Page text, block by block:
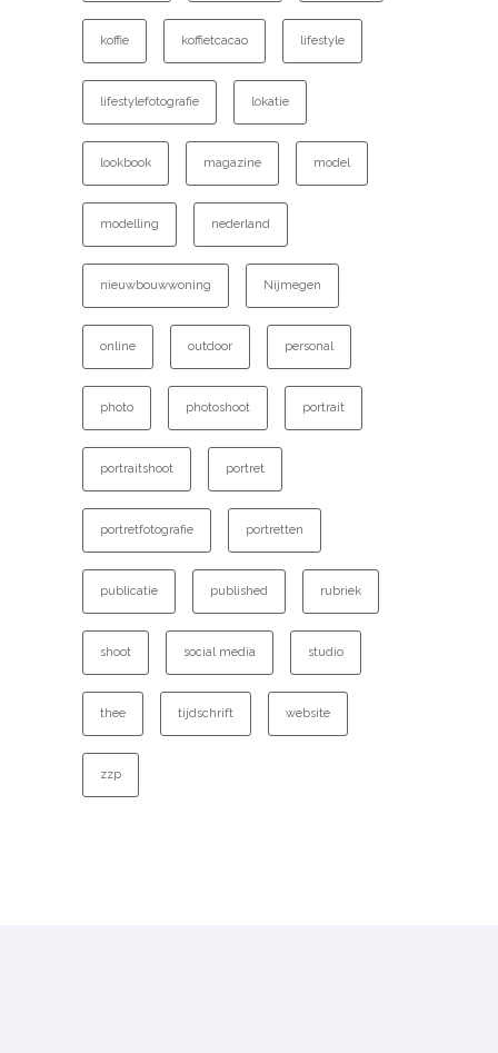
koffie koffietcacao lifestyle
lifestylefotografie lokatie
lookbook magazine model
modelling nederland
nieuwbouwwoning Nijmegen
online outdoor personal
photo photoshoot portrait
portraitshoot portret
portretfotografie portretten
publicatie published rubriek
shoot social media studio
thee tijdschrift website
zzp